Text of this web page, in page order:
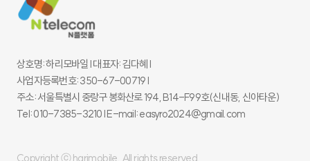
상호명: 하리모바일 l 대표자: 김다혜 l
사업자등록번호: 350-67-00719 l
주소: 서울특별시 중랑구 봉화산로 194, B14-F99호(신내동, 신아타운)
Tel: 010-7385-3210 l E-mail: easyro2024@gmail.com
Copyright ⓒ harimobile. All rights reserved.